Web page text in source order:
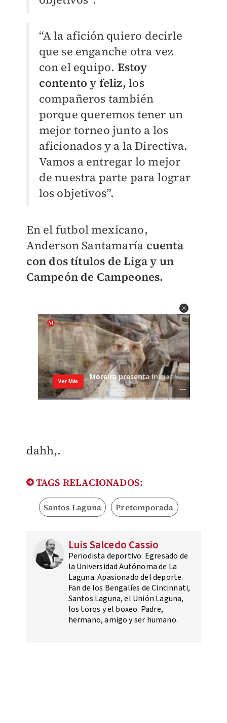
“A la afición quiero decirle
que se enganche otra vez
con el equipo. Estoy
contento y feliz, los
compañeros también
porque queremos tener un
mejor torneo junto a los
aficionados y a la Directiva.
Vamos a entregar lo mejor
de nuestra parte para lograr
los objetivos”.
En el futbol mexicano,
Anderson Santamaría cuenta
con dos títulos de Liga y un
Campeón de Campeones.
dahh,.
TAGS RELACIONADOS:
Santos Laguna Pretemporada
Luis Salcedo Cassio
Periodista deportivo. Egresado de
la Universidad Autónoma de La
Laguna. Apasionado del deporte.
Fan de los Bengalíes de Cincinnati,
Santos Laguna, el Unión Laguna,
los toros y el boxeo. Padre,
hermano, amigo y ser humano.